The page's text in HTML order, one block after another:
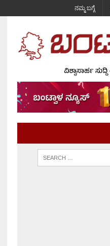
ನಮ್ಮ ಬಗ್ಗೆ